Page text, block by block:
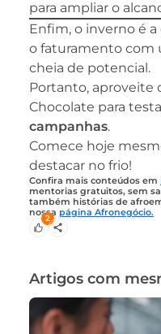
para ampliar o
Enfim, o inverno é
o faturamento com
cheia de potencial.
Portanto, aproveite
Chocolate para
campanhas.
Comece hoje
destacar no frio!
Confira mais conteúdos em
mentorias gratuitos, sem
também histórias de
nossa página Afronegócio.
2
Artigos com